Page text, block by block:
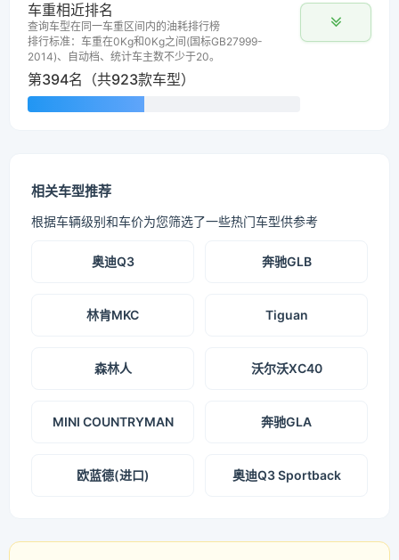
车重相近排名
查询车型在同一车重区间内的油耗排行榜
排行标准：车重在0Kg和0Kg之间(国标GB27999-
2014)、自动档、统计车主数不少于20。
第394名（共923款车型）
相关车型推荐
根据车辆级别和车价为您筛选了一些热门车型供参考
奥迪Q3 奔驰GLB
林肯MKC Tiguan
森林人 沃尔沃XC40
MINI COUNTRYMAN 奔驰GLA
欧蓝德(进口) 奥迪Q3 Sportback